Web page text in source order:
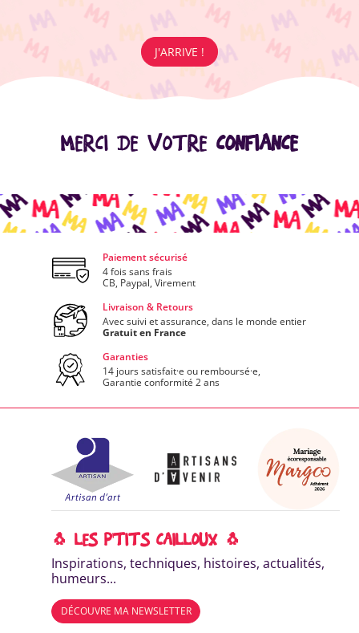
J'ARRIVE !
MERCI DE VOTRE CONFIANCE
Paiement sécurisé
4 fois sans frais
CB, Paypal, Virement
Livraison & Retours
Avec suivi et assurance, dans le monde entier
Gratuit en France
Garanties
14 jours satisfait·e ou remboursé·e,
Garantie conformité 2 ans
🐧 LES P'TITS CAILLOUX 🐧
Inspirations, techniques, histoires, actualités,
humeurs...
DÉCOUVRE MA NEWSLETTER